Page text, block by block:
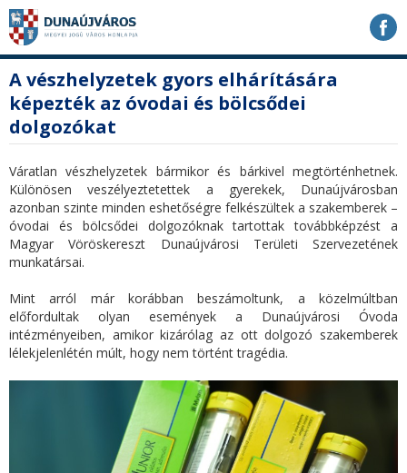
Ugrás
tartalomhoz
Ugrás
navigációhoz
Ugrás
kereséshez
a
honlapon
tartalom
A vészhelyzetek gyors elhárítására
képezték az óvodai és bölcsődei
dolgozókat
Váratlan vészhelyzetek bármikor és bárkivel megtörténhetnek.
Különösen veszélyeztetettek a gyerekek, Dunaújvárosban
azonban szinte minden eshetőségre felkészültek a szakemberek –
óvodai és bölcsődei dolgozóknak tartottak továbbképzést a
Magyar Vöröskereszt Dunaújvárosi Területi Szervezetének
munkatársai.
Mint arról már korábban beszámoltunk, a közelmúltban
előfordultak olyan események a Dunaújvárosi Óvoda
intézményeiben, amikor kizárólag az ott dolgozó szakemberek
lélekjelenlétén múlt, hogy nem történt tragédia.